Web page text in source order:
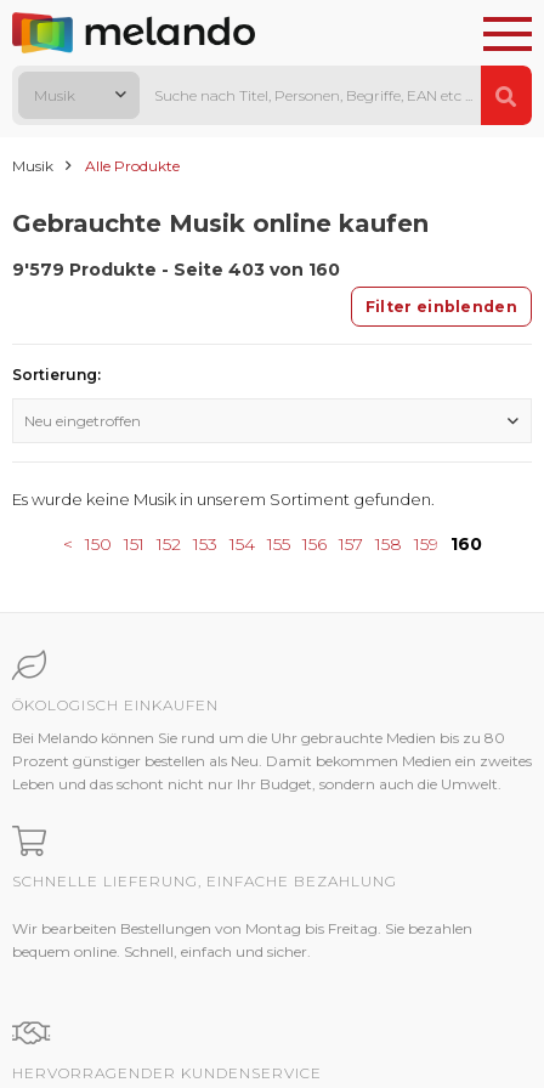
Musik
Musik Alle Produkte
Gebrauchte Musik online kaufen
9'579 Produkte - Seite 403 von 160
Filter einblenden
Sortierung:
Neu eingetroffen
Es wurde keine Musik in unserem Sortiment gefunden.
< 150 151 152 153 154 155 156 157 158 159 160
ÖKOLOGISCH EINKAUFEN
Bei Melando können Sie rund um die Uhr gebrauchte Medien bis zu 80
Prozent günstiger bestellen als Neu. Damit bekommen Medien ein zweites
Leben und das schont nicht nur Ihr Budget, sondern auch die Umwelt.
SCHNELLE LIEFERUNG, EINFACHE BEZAHLUNG
Wir bearbeiten Bestellungen von Montag bis Freitag. Sie bezahlen
bequem online. Schnell, einfach und sicher.
HERVORRAGENDER KUNDENSERVICE